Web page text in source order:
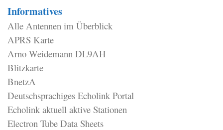
Informatives
Alle Antennen im Überblick
APRS Karte
Arno Weidemann DL9AH
Blitzkarte
BnetzA
Deutschsprachiges Echolink Portal
Echolink aktuell aktive Stationen
Electron Tube Data Sheets